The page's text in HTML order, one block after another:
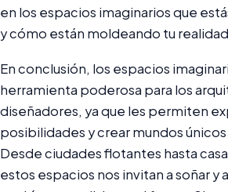
en los espacios imaginarios que
y cómo están moldeando tu
En conclusión, los espacios
herramienta poderosa para los
diseñadores, ya que les permiten
posibilidades y crear mundos
Desde ciudades flotantes hasta
estos espacios nos invitan a soñar y